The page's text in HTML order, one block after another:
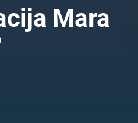
Mara